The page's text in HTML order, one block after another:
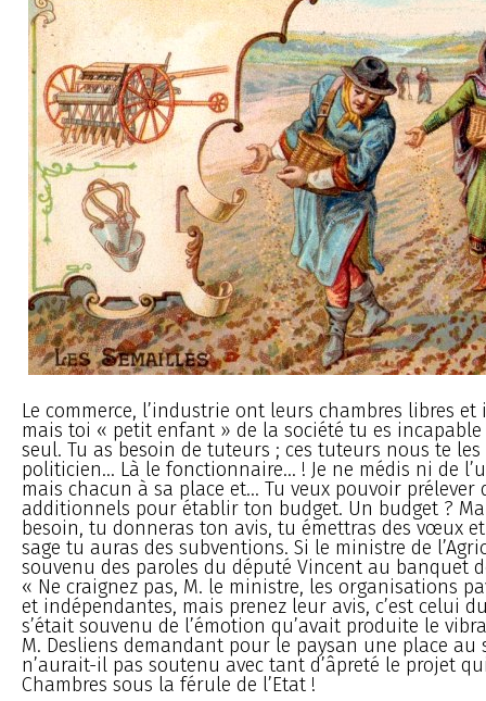
Le commerce, l’industrie ont leurs chambres libres et
mais toi « petit enfant » de la société tu es
seul. Tu as besoin de tuteurs ; ces tuteurs nous te
politicien... Là le fonctionnaire... ! Je ne médis ni de
mais chacun à sa place et... Tu veux pouvoir prélever
additionnels pour établir ton budget. Un budget ?
besoin, tu donneras ton avis, tu émettras des vœux
sage tu auras des subventions. Si le ministre de
souvenu des paroles du député Vincent au banquet
« Ne craignez pas, M. le ministre, les organisations
et indépendantes, mais prenez leur avis, c’est celui
s’était souvenu de l’émotion qu’avait produite le
M. Desliens demandant pour le paysan une place au
n’aurait-il pas soutenu avec tant d’âpreté le projet
Chambres sous la férule de l’Etat !